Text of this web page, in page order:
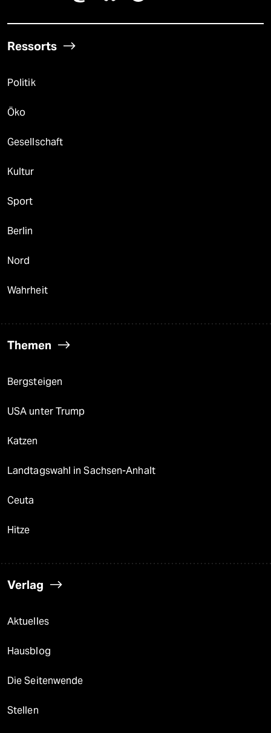
Ressorts
Politik
Öko
Gesellschaft
Kultur
Sport
Berlin
Nord
Wahrheit
Themen
Bergsteigen
USA unter Trump
Katzen
Landtagswahl in Sachsen-Anhalt
Ceuta
Hitze
Verlag
Aktuelles
Hausblog
Die Seitenwende
Stellen